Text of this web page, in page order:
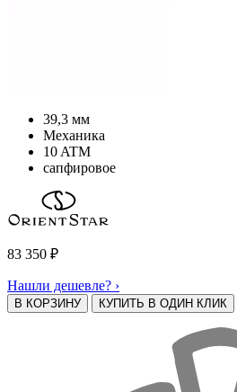
39,3 мм
Механика
10 ATM
сапфировое
83 350 ₽
Нашли дешевле? ›
В КОРЗИНУ КУПИТЬ В ОДИН КЛИК